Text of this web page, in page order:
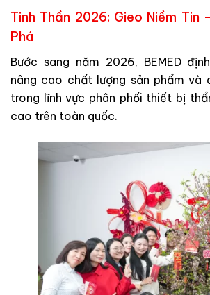
Tinh Thần 2026: Gieo Niềm Tin
Phá
Bước sang năm 2026, BEMED
nâng cao chất lượng sản phẩm và
trong lĩnh vực phân phối thiết bị
cao trên toàn quốc.